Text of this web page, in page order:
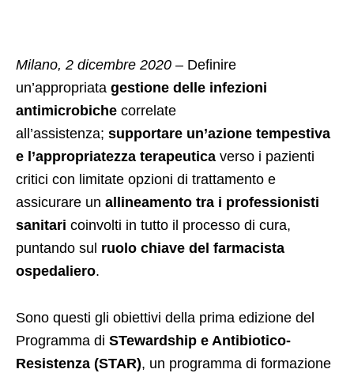
Milano, 2 dicembre 2020 – Definire
un’appropriata gestione delle infezioni
antimicrobiche correlate
all’assistenza; supportare un’azione tempestiva
e l’appropriatezza terapeutica verso i pazienti
critici con limitate opzioni di trattamento e
assicurare un allineamento tra i professionisti
sanitari coinvolti in tutto il processo di cura,
puntando sul ruolo chiave del farmacista
ospedaliero.
Sono questi gli obiettivi della prima edizione del
Programma di STewardship e Antibiotico-
Resistenza (STAR), un programma di formazione